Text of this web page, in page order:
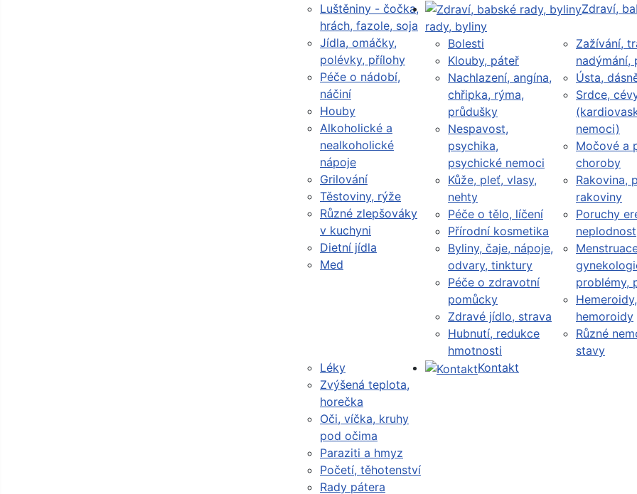
Luštěniny - čočka,
hrách, fazole, soja
Jídla, omáčky,
polévky, přílohy
Péče o nádobí,
náčiní
Houby
Alkoholické a
nealkoholické
nápoje
Grilování
Těstoviny, rýže
Různé zlepšováky
v kuchyni
Dietní jídla
Med
Zdraví,
rady, byliny
Bolesti
Klouby, páteř
Nachlazení, angína,
chřipka, rýma,
průdušky
Nespavost,
psychika,
psychické nemoci
Kůže, pleť, vlasy,
nehty
Péče o tělo, líčení
Přírodní kosmetika
Byliny, čaje, nápoje,
odvary, tinktury
Péče o zdravotní
pomůcky
Zdravé jídlo, strava
Hubnutí, redukce
hmotnosti
Zažívání,
nadýmání,
Ústa,
Srdce,
nemoci)
Močové a
choroby
Rakovina,
rakoviny
Poruchy
neplodnost
problémy,
Hemeroidy,
hemoroidy
Různé
stavy
Léky
Zvýšená teplota,
horečka
Oči, víčka, kruhy
pod očima
Paraziti a hmyz
Početí, těhotenství
Rady pátera
Kontakt